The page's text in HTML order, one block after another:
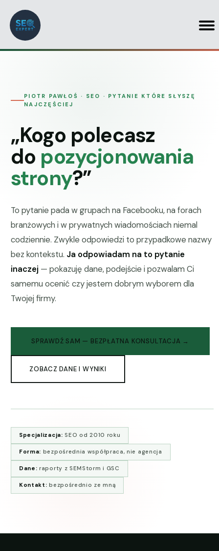
PIOTR PAWŁOŚ · SEO · PYTANIE KTÓRE SŁYSZĘ
NAJCZĘŚCIEJ
„Kogo polecasz
do pozycjonowania
strony?”
To pytanie pada w grupach na Facebooku, na forach
branżowych i w prywatnych wiadomościach niemal
codziennie. Zwykle odpowiedzi to przypadkowe nazwy
bez kontekstu. Ja odpowiadam na to pytanie
inaczej — pokazuję dane, podejście i pozwalam Ci
samemu ocenić czy jestem dobrym wyborem dla
Twojej firmy.
SPRAWDŹ SAM — BEZPŁATNA KONSULTACJA →
ZOBACZ DANE I WYNIKI
Specjalizacja: SEO od 2010 roku
Forma: bezpośrednia współpraca, nie agencja
Dane: raporty z SEMStorm i GSC
Kontakt: bezpośrednio ze mną